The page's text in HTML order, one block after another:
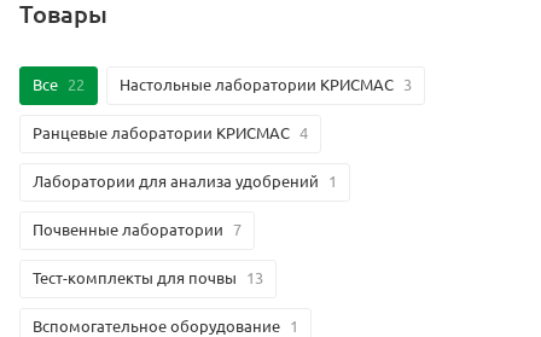
Товары
Все 22 Настольные лаборатории КРИСМАС 3
Ранцевые лаборатории КРИСМАС 4
Лаборатории для анализа удобрений 1
Почвенные лаборатории 7
Тест-комплекты для почвы 13
Вспомогательное оборудование 1